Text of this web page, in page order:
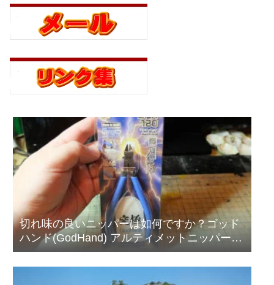
切れ味の良いニッパーは如何ですか？ゴッド
ハンド(GodHand) アルティメットニッパー
5.0